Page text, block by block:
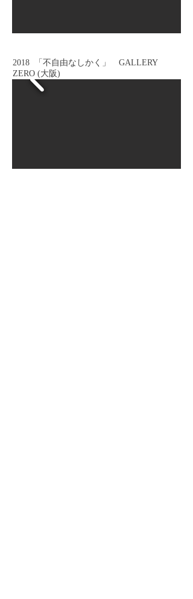
2018 「不自由なしかく」 GALLERY
ZERO (大阪)